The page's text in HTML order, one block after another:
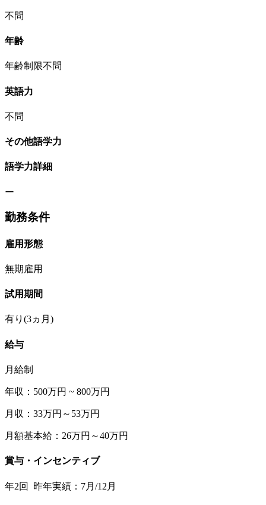
不問
年齢
年齢制限不問
英語力
不問
その他語学力
語学力詳細
ー
勤務条件
雇用形態
無期雇用
試用期間
有り(3ヵ月)
給与
月給制
年収：500万円 ~ 800万円
月収：33万円～53万円
月額基本給：26万円～40万円
賞与・インセンティブ
年2回 昨年実績：7月/12月